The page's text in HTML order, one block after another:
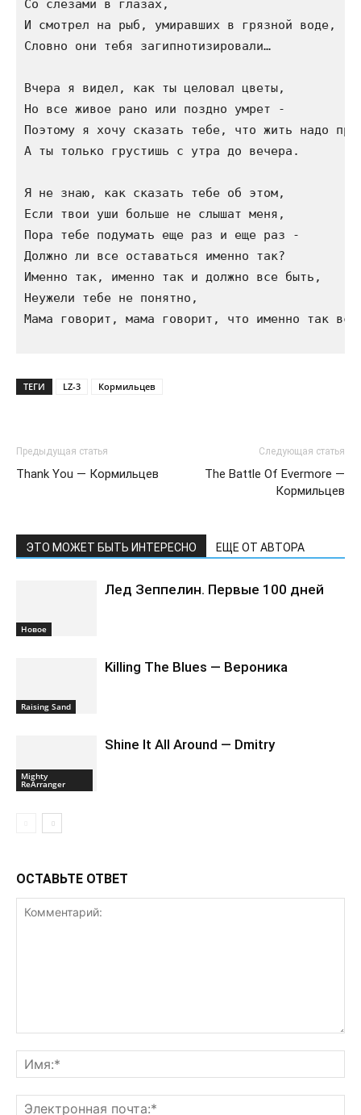
Со слезами в глазах,
И смотрел на рыб, умиравших в грязной воде,
Словно они тебя загипнотизировали…
Вчера я видел, как ты целовал цветы,
Но все живое рано или поздно умрет -
Поэтому я хочу сказать тебе, что жить надо
А ты только грустишь с утра до вечера.
Я не знаю, как сказать тебе об этом,
Если твои уши больше не слышат меня,
Пора тебе подумать еще раз и еще раз -
Должно ли все оставаться именно так?
Именно так, именно так и должно все быть,
Неужели тебе не понятно,
Мама говорит, мама говорит, что именно так
ТЕГИ LZ-3 Кормильцев
Предыдущая статья
Thank You — Кормильцев
Следующая статья
The Battle Of Evermore —
Кормильцев
ЭТО МОЖЕТ БЫТЬ ИНТЕРЕСНО ЕЩЕ ОТ АВТОРА
Новоe
Лед Зеппелин. Первые 100 дней
Raising Sand
Killing The Blues — Вероника
Mighty
ReArranger
Shine It All Around — Dmitry
ОСТАВЬТЕ ОТВЕТ